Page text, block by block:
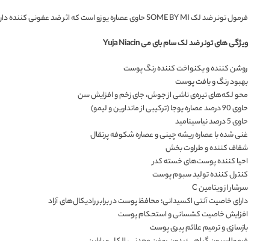
فرمول تونر ضد لک SOME BY MI حاوی عصاره یوزو است که اثر ضد عفونی کننده دارد و میکروسیرکولاسیون خون را بهبود می‌بخشد. آدنوزین موجود در تونر روند پیری پوست را کند خواهد کرد.
ویژگی‌ های تونر ضد لک سام بای می Yuja Niacin
روشن کننده و یکنواخت کننده رنگ پوست
بهبود رنگ و بافت پوست
محو لکه‌های تیره‌ی ناشی از جوش، جای زخم و افزایش سن
حاوی 90 درصد عصاره یوجا (ترکیبی از ماندارین و لیمو)
حاوی 5 درصد نیاسینامید
غنی شده با عصاره ریشه چینی و عصاره شکوفه پرتقال
شفاف کننده و طراوت بخش
احیا کننده پوست‌های خسته کدر
کنترل کننده تولید سبوم پوست
سرشار از ویتامین C
دارای خاصیت آنتی اکسیدانی؛ محافظ پوست در برابر رادیکال‌های آزاد
افزایش خاصیت کشسانی و استحکام پوست
بازسازی و ترمیم علائم پیری پوست